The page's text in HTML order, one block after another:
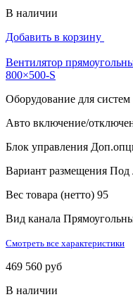
В наличии
Добавить в корзину
Вентилятор
800×500-S
Оборудование для
Авто включение/
Блок управления
Вариант размещения Под
Вес товара (нетто) 95
Вид канала
Смотреть все характеристики
469 560 руб
В наличии